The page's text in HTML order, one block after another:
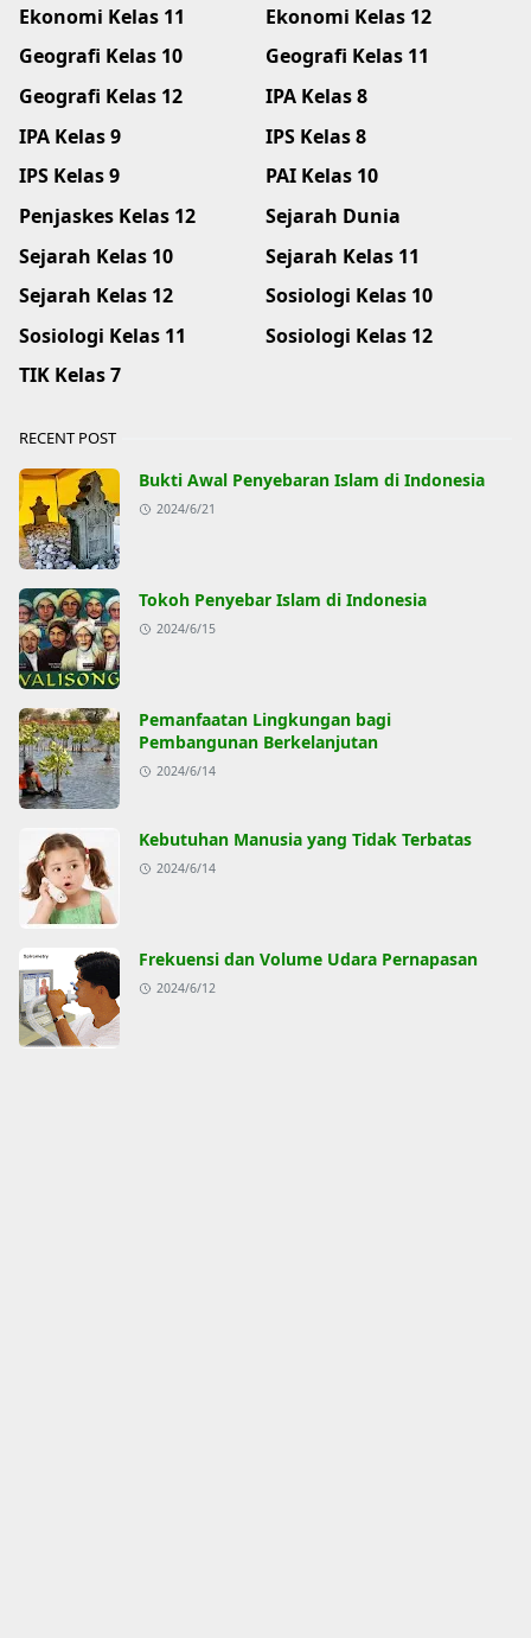
Ekonomi Kelas 11
Ekonomi Kelas 12
Geografi Kelas 10
Geografi Kelas 11
Geografi Kelas 12
IPA Kelas 8
IPA Kelas 9
IPS Kelas 8
IPS Kelas 9
PAI Kelas 10
Penjaskes Kelas 12
Sejarah Dunia
Sejarah Kelas 10
Sejarah Kelas 11
Sejarah Kelas 12
Sosiologi Kelas 10
Sosiologi Kelas 11
Sosiologi Kelas 12
TIK Kelas 7
RECENT POST
Bukti Awal Penyebaran Islam di Indonesia
2024/6/21
Tokoh Penyebar Islam di Indonesia
2024/6/15
Pemanfaatan Lingkungan bagi
Pembangunan Berkelanjutan
2024/6/14
Kebutuhan Manusia yang Tidak Terbatas
2024/6/14
Frekuensi dan Volume Udara Pernapasan
2024/6/12